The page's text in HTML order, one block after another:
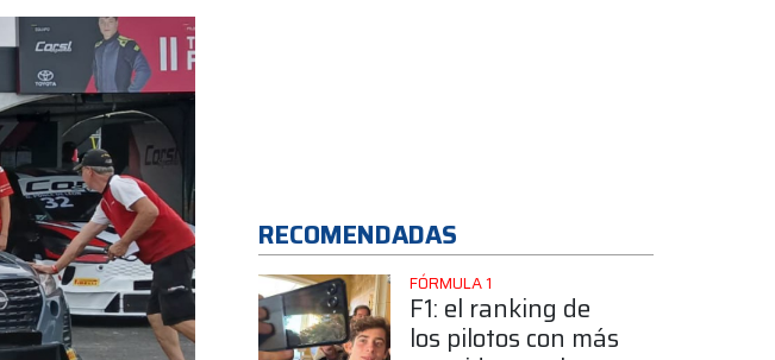
RECOMENDADAS
FÓRMULA 1
F1: el ranking de
los pilotos con más